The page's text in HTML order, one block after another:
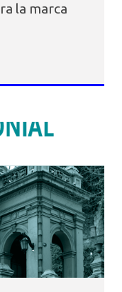
la marca